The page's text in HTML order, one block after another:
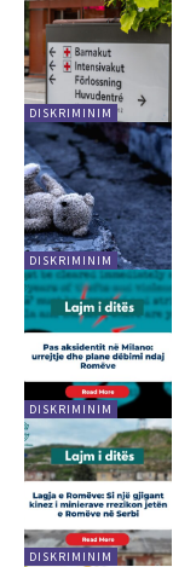
DISKRIMINIM
DISKRIMINIM
DISKRIMINIM
DISKRIMINIM